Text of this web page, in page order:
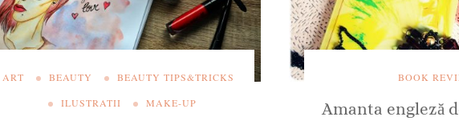
ART BEAUTY
BEAUTY TIPS&TRICKS
ILUSTRATII
MAKE-UP
BOOK
Amanta engleză